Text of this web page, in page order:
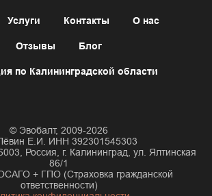
Услуги Контакты О нас
Отзывы Блог
по Калининградской области
© Эвобалт, 2009-2026
Е.И. ИНН 392301545303
Россия, г. Калининград, ул. Ялтинская
86/1
+ ГПО (Страховка гражданской
ответственности)